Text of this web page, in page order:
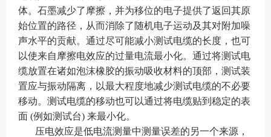
体。石墨减少了摩擦，并为移位的电子提供了返回其原
始位置的路径，从而消除了随机电子运动及其对附加噪
声水平的贡献。通过尽可能减小测试电缆的长度，也可
以使来自摩擦电效应的过量电流最小化。通过将测试电
缆放置在诸如泡沫橡胶的振动吸收材料的顶部，测试装
置应与振动隔离，以最大程度地减少测试电缆的不必要
移动。测试电缆的移动也可以通过将电缆贴到稳定的表
面 (例如测试台) 来最小化。
压电效应是低电流测量中测量误差的另一个来源，